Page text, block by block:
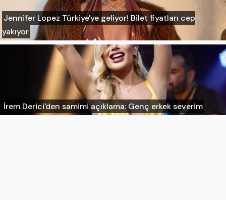
Jennifer Lopez Türkiye'ye geliyor! Bilet fiyatları cep
yakıyor
İrem Derici'den samimi açıklama: Genç erkek severim